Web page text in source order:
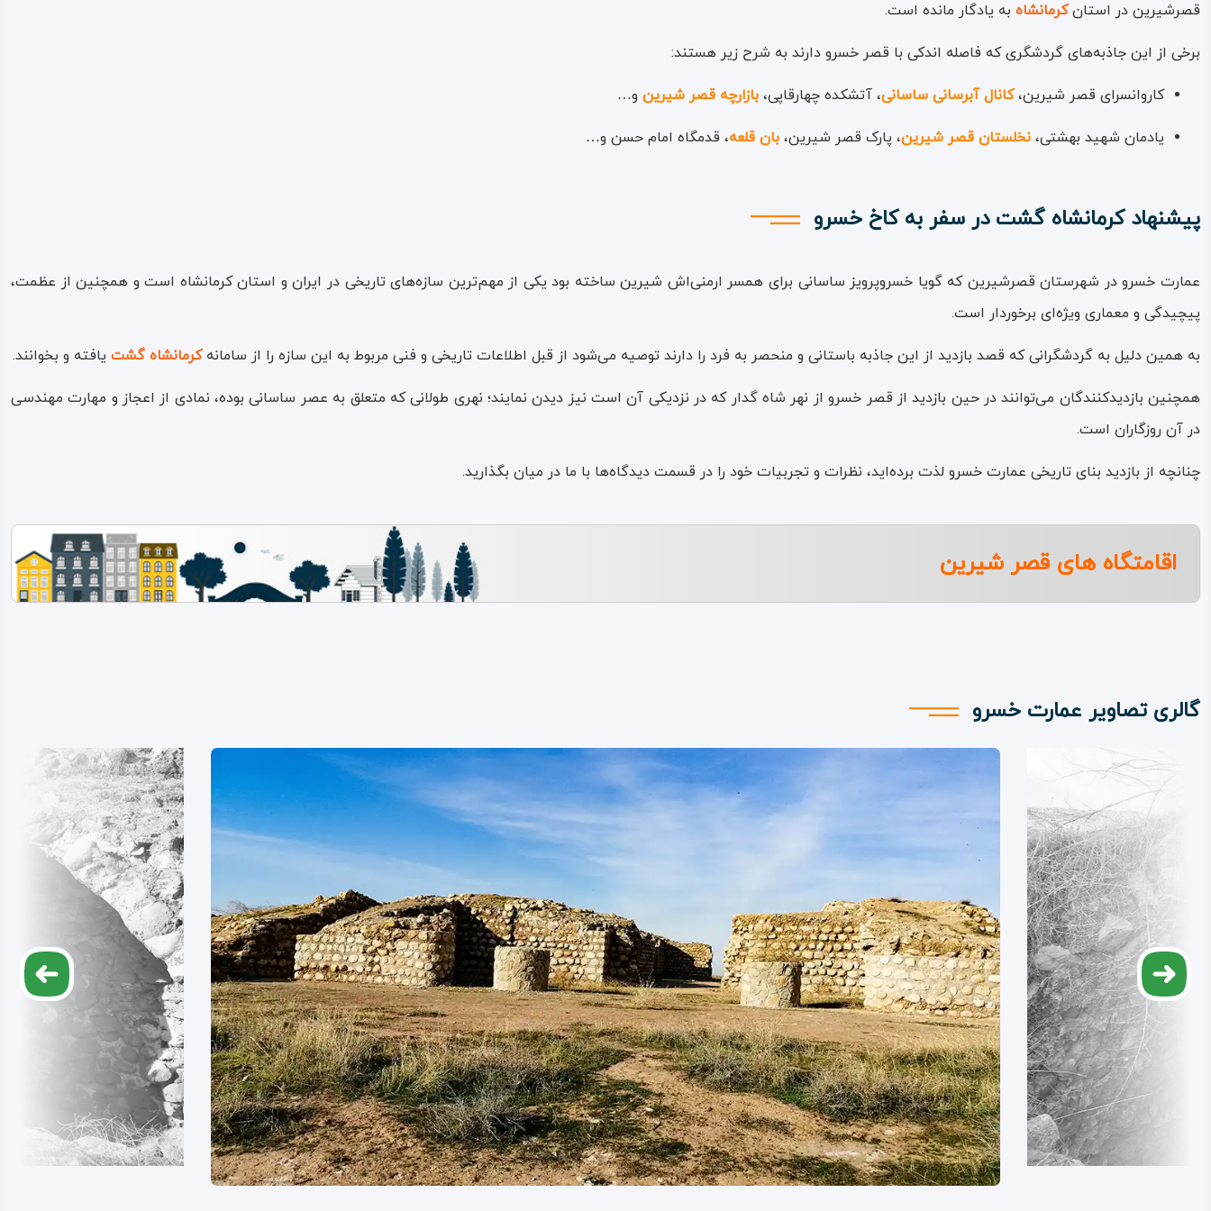
این بنای تاریخی، علاوه بر حیاط اصلی دو حیاط دیگر دارد؛ یکی حیاط انتها که مربوط به بار عام خسرو بوده و دیگر حیاط در بیرون‌ از ضلع شمالی قرار گرفته که مجموعه چند اتاق و در اصل ساختمانی جدا
از قصر است؛ گمان اینکه در بسیاری از متون، کاخ‌ خسرو معروف به دو بنای ساسانی است وجود همین ساختمان و حیاط جدا از هم است.
قصرشیرین در استانکرمانشاه به یادگار مانده است.
برخی از این جاذبه‌های گردشگری که فاصله اندکی با قصر خسرو دارند به شرح زیر هستند:
کاروانسرای قصر شیرین،کانال آبرسانی ساسانی، آتشکده چهارقاپی، بازارچه قصر شیرین و…
یادمان شهید بهشتی، نخلستان قصر شیرین، پارک قصر شیرین، بان قلعه، قدمگاه امام حسن و…
پیشنهاد کرمانشاه گشت در سفر به کاخ خسرو
عمارت خسرو در شهرستان قصرشیرین که گویا خسروپرویز ساسانی برای همسر ارمنی‌اش شیرین ساخته بود یکی از مهم‌ترین سازه‌های تاریخی در ایران و استان کرمانشاه است و همچنین از عظمت،
پیچیدگی و معماری ویژه‌ای برخوردار است.
به همین دلیل به گردشگرانی که قصد بازدید از این جاذبه باستانی و منحصر به فرد را دارند توصیه می‌شود از قبل اطلاعات تاریخی و فنی مربوط به این سازه را از سامانهکرمانشاه گشت یافته و بخوانند.
همچنین بازدیدکنندگان می‌توانند در حین بازدید از قصر خسرو از نهر شاه گدار که در نزدیکی آن است نیز دیدن نمایند؛ نهری طولانی که متعلق به عصر ساسانی بوده، نمادی از اعجاز و مهارت مهندسی
در آن روزگاران است.
چنانچه از بازدید بنای تاریخی عمارت خسرو لذت برده‌اید، نظرات و تجربیات خود را در قسمت دیدگاه‌ها با ما در میان بگذارید.
اقامتگاه های قصر شیرین
گالری تصاویر عمارت خسرو